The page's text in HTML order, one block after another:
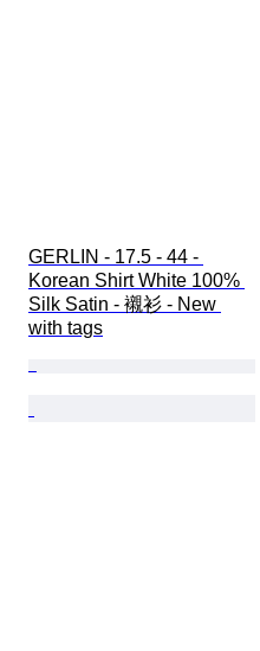
GERLIN - 17.5 - 44 -
Korean Shirt White 100%
Silk Satin - 襯衫 - New
with tags